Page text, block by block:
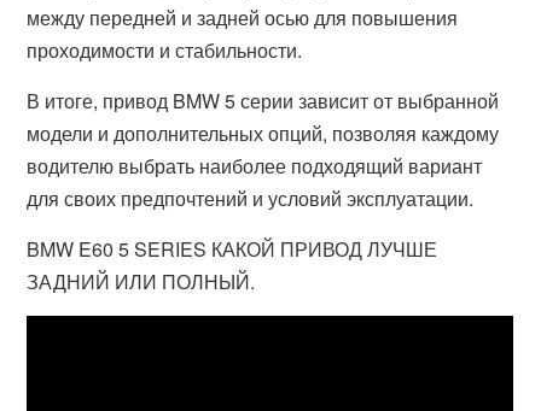
между передней и задней осью для повышения
проходимости и стабильности.
В итоге, привод BMW 5 серии зависит от выбранной
модели и дополнительных опций, позволяя каждому
водителю выбрать наиболее подходящий вариант
для своих предпочтений и условий эксплуатации.
BMW E60 5 SERIES КАКОЙ ПРИВОД ЛУЧШЕ
ЗАДНИЙ ИЛИ ПОЛНЫЙ.